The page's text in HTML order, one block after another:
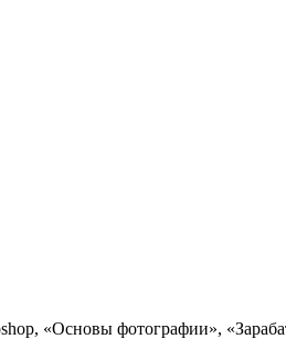
«Основы фотографии»,